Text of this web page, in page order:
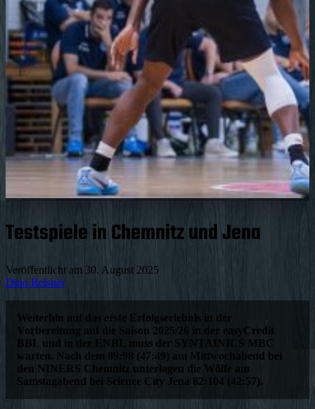
Testspiele in Chemnitz und Jena
Veröffentlicht am 30. August 2025
Dino Reisner
Weiterhin auf das erste Erfolgserlebnis in der
Vorbereitung auf die Saison 2025/26 in der easyCredit
BBL und in der ENBL muss der SYNTAINICS MBC
warten. Nach dem 89:98 (47:49) am Mittwochabend bei
den NINERS Chemnitz unterlagen die Wölfe am
Samstagabend bei Science City Jena 82:104 (42:57).